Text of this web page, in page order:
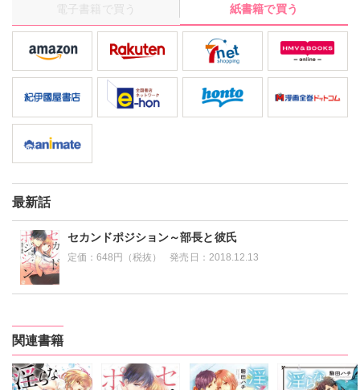
て…!? そのまま押し倒され、私の弱いところを舐めてくる…アソ
コはもうびしょびしょ…。こんな雄の顔した部長知らなかった―
―。
電子書籍で買う 紙書籍で買う
最新話
セカンドポジション～部長と彼氏
定価：648円（税抜） 発売日： 2018.12.13
関連書籍